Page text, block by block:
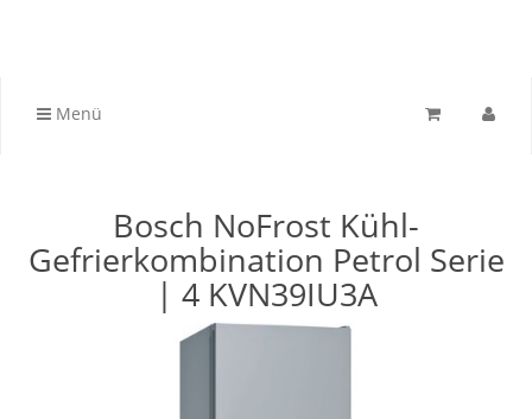
Menü
Bosch NoFrost Kühl-
Gefrierkombination Petrol Serie
| 4 KVN39IU3A